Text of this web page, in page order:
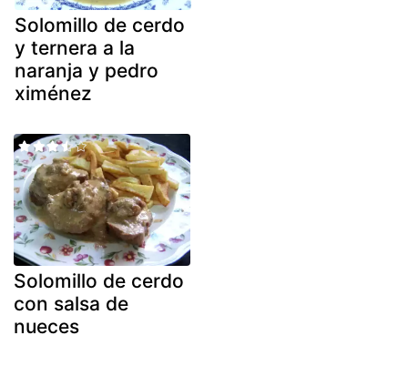
Solomillo de cerdo
y ternera a la
naranja y pedro
ximénez
Solomillo de cerdo
con salsa de
nueces